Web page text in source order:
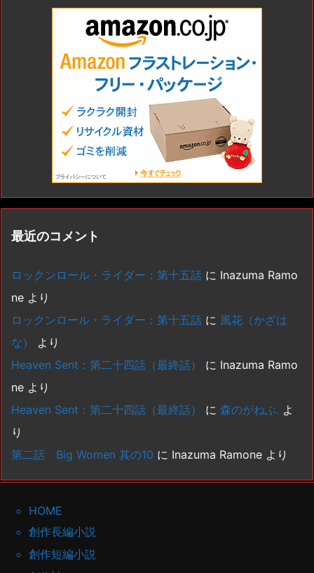
最近のコメント
ロックンロール・ライダー：第十五話 に Inazuma Ramo
ne より
ロックンロール・ライダー：第十五話 に 風花（かざは
な）
より
Heaven Sent：第二十四話（最終話）
に Inazuma Ramo
ne より
Heaven Sent：第二十四話（最終話）
に 森のがねぶ. よ
り
第二話 Big Women 其の10 に Inazuma Ramone より
HOME
創作長編小説
創作短編小説